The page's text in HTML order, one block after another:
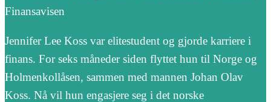
Finansavisen
Jennifer Lee Koss var elitestudent og gjorde karriere i
finans. For seks måneder siden flyttet hun til Norge og
Holmenkollåsen, sammen med mannen Johan Olav
Koss. Nå vil hun engasjere seg i det norske